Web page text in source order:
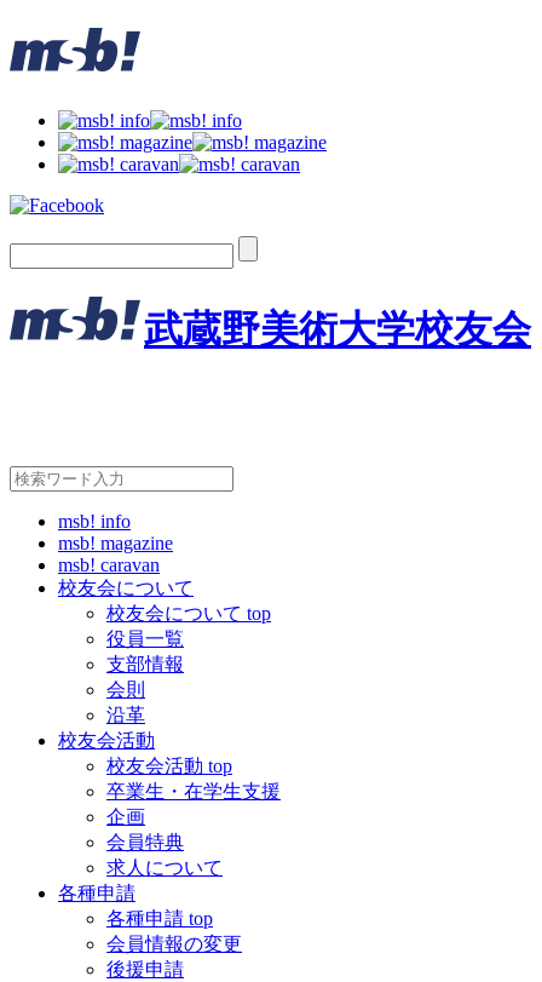
武蔵野美術大学校友会
msb! info
msb! magazine
msb! caravan
校友会について
校友会について top
役員一覧
支部情報
会則
沿革
校友会活動
校友会活動 top
卒業生・在学生支援
企画
会員特典
求人について
各種申請
各種申請 top
会員情報の変更
後援申請